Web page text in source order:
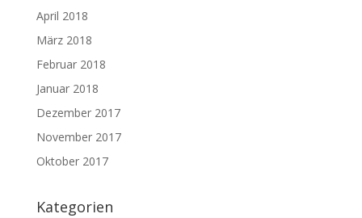
April 2018
März 2018
Februar 2018
Januar 2018
Dezember 2017
November 2017
Oktober 2017
Kategorien